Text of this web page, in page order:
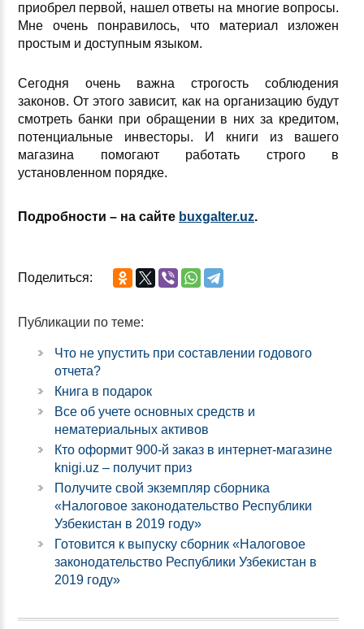
приобрел первой, нашел ответы на многие вопросы.
Мне очень понравилось, что материал изложен
простым и доступным языком.
Сегодня очень важна строгость соблюдения
законов. От этого зависит, как на организацию будут
смотреть банки при обращении в них за кредитом,
потенциальные инвесторы. И книги из вашего
магазина помогают работать строго в
установленном порядке.
Подробности – на сайте buxgalter.uz.
Поделиться:
Публикации по теме:
Что не упустить при составлении годового
отчета?
Книга в подарок
Все об учете основных средств и
нематериальных активов
Кто оформит 900-й заказ в интернет-магазине
knigi.uz – получит приз
Получите свой экземпляр сборника
«Налоговое законодательство Республики
Узбекистан в 2019 году»
Готовится к выпуску сборник «Налоговое
законодательство Республики Узбекистан в
2019 году»